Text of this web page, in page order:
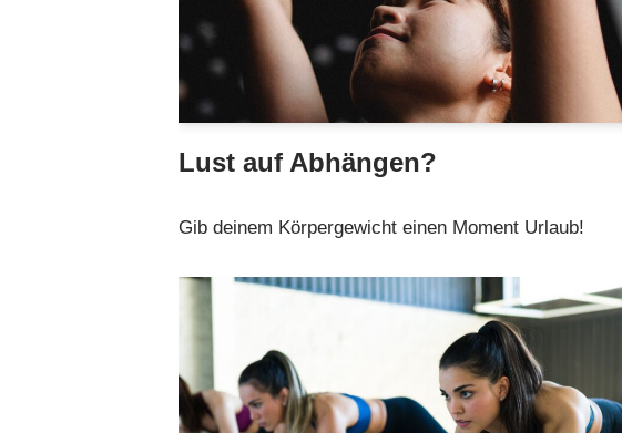
Lust auf Abhängen?
Gib deinem Körpergewicht einen Moment Urlaub!